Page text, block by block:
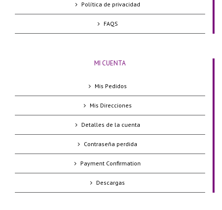
Política de privacidad
FAQS
MI CUENTA
Mis Pedidos
Mis Direcciones
Detalles de la cuenta
Contraseña perdida
Payment Confirmation
Descargas